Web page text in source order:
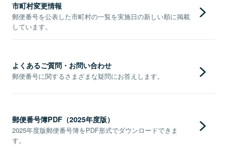
市町村変更情報
郵便番号を公表した市町村の一覧を実施日の新しい順に掲載
しています。
よくあるご質問・お問い合わせ
郵便番号に関するさまざまな疑問にお答えします。
郵便番号簿PDF（2025年度版）
2025年度版郵便番号簿をPDF形式でダウンロードできま
す。